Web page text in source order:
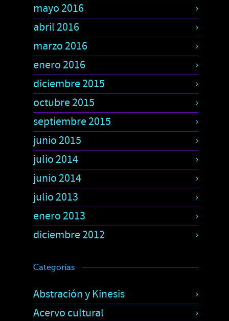
mayo 2016
abril 2016
marzo 2016
enero 2016
diciembre 2015
octubre 2015
septiembre 2015
junio 2015
julio 2014
junio 2014
julio 2013
enero 2013
diciembre 2012
Categorías
Abstración y Kinesis
Acervo cultural